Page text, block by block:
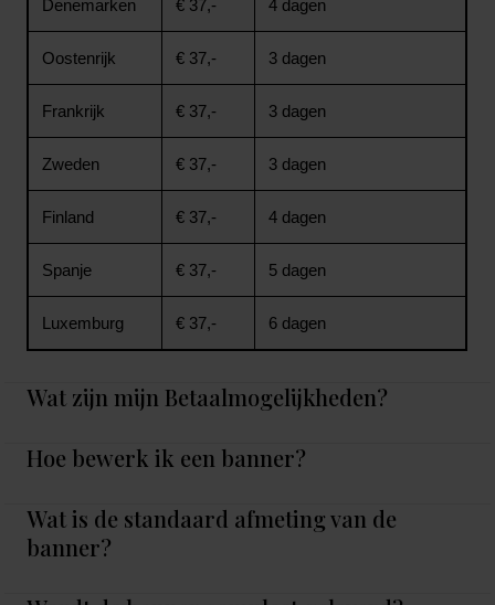
Denemarken € 37,- 4 dagen
Oostenrijk € 37,- 3 dagen
Frankrijk € 37,- 3 dagen
Zweden € 37,- 3 dagen
Finland € 37,- 4 dagen
Spanje € 37,- 5 dagen
Luxemburg € 37,- 6 dagen
Wat zijn mijn Betaalmogelijkheden?
Hoe bewerk ik een banner?
Wat is de standaard afmeting van de
banner?